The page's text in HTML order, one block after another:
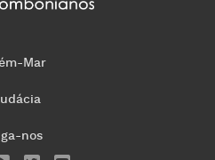
Mar
nos